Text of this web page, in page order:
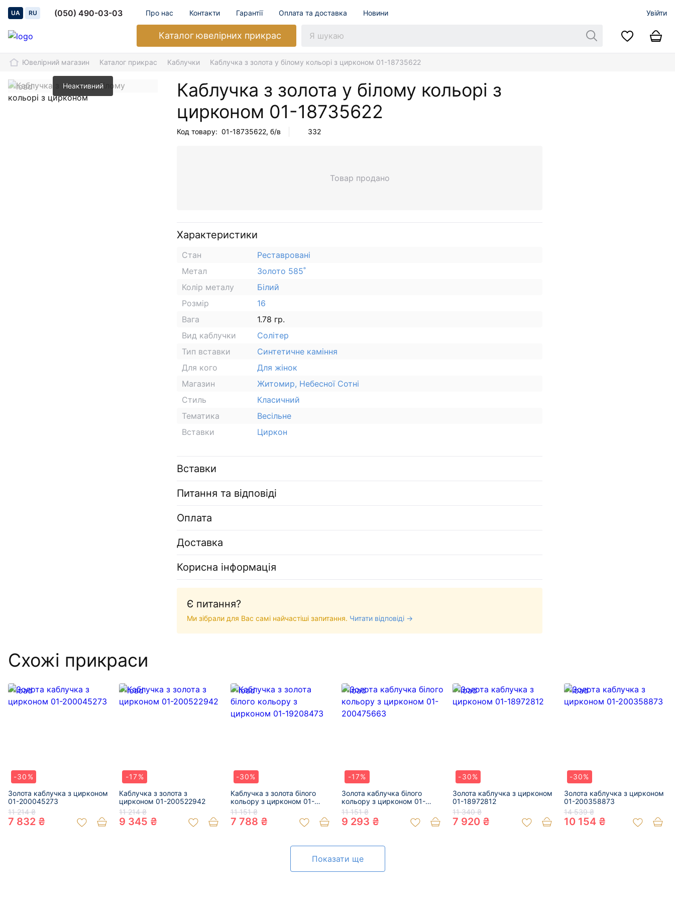
UA RU (050) 490-03-03 Про нас Контакти Гарантії Оплата та доставка Новини Увійти
Каталогювелірних прикрас
Ювелірний магазин Каталог прикрас Каблучки Каблучка з золота у білому кольорі з цирконом 01-18735622
Неактивний
Каблучка з золота у білому кольорі з
цирконом 01-18735622
Код товару: 01-18735622, б/в 332
Товар продано
Характеристики
Стан
Реставровані
Метал
Золото 585˚
Колір металу
Білий
Розмір
16
Вага
1.78 гр.
Вид каблучки
Солітер
Тип вставки
Синтетичне каміння
Для кого
Для жінок
Магазин
Житомир, Небесної Сотні
Стиль
Класичний
Тематика
Весільне
Вставки
Циркон
Вставки
Питання та відповіді
Оплата
Доставка
Корисна інформація
Є питання?
Ми зібрали для Вас самі найчастіші запитання. Читати відповіді →
Схожі прикраси
-30%
Золота каблучка з цирконом
01-200045273
11 214 ₴
7 832 ₴
-17%
Каблучка з золота з
цирконом 01-200522942
11 214 ₴
9 345 ₴
-30%
Каблучка з золота білого
кольору з цирконом 01-
19208473
11 151 ₴
7 788 ₴
-17%
Золота каблучка білого
кольору з цирконом 01-
200475663
11 151 ₴
9 293 ₴
-30%
Золота каблучка з цирконом
01-18972812
11 340 ₴
7 920 ₴
-30%
Золота каблучка з цирконом
01-200358873
14 539 ₴
10 154 ₴
Показати ще